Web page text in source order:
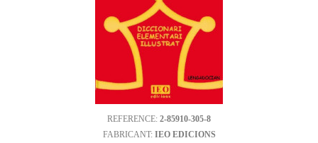
REFERENCE: 2-85910-305-8
FABRICANT: IEO EDICIONS